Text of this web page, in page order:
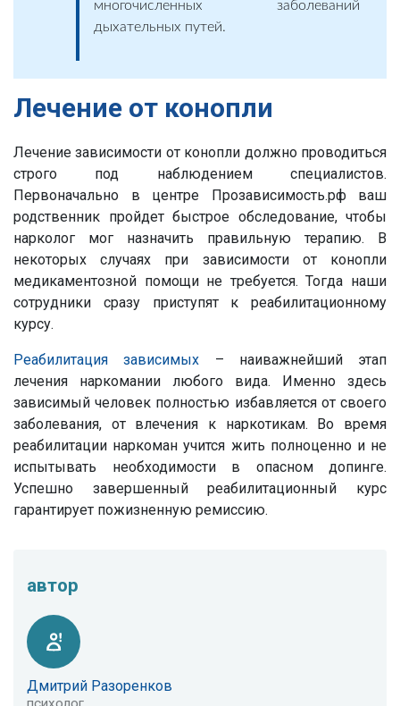
многочисленных заболеваний
дыхательных путей.
Лечение от конопли
Лечение зависимости от конопли должно проводиться
строго под наблюдением специалистов.
Первоначально в центре Прозависимость.рф ваш
родственник пройдет быстрое обследование, чтобы
нарколог мог назначить правильную терапию. В
некоторых случаях при зависимости от конопли
медикаментозной помощи не требуется. Тогда наши
сотрудники сразу приступят к реабилитационному
курсу.
Реабилитация зависимых – наиважнейший этап
лечения наркомании любого вида. Именно здесь
зависимый человек полностью избавляется от своего
заболевания, от влечения к наркотикам. Во время
реабилитации наркоман учится жить полноценно и не
испытывать необходимости в опасном допинге.
Успешно завершенный реабилитационный курс
гарантирует пожизненную ремиссию.
автор
Дмитрий Разоренков